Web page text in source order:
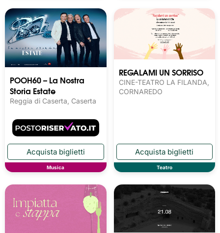
POOH60 – La Nostra
Storia Estate
Reggia di Caserta, Caserta
Musica
REGALAMI UN SORRISO
CINE-TEATRO LA FILANDA,
CORNAREDO
Teatro